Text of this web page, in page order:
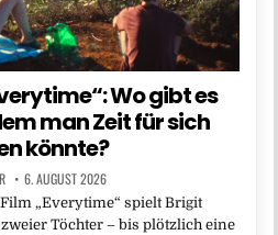
Wo gibt es
man Zeit für sich
könnte?
6. AUGUST 2026
„Everytime“ spielt Brigit
Töchter – bis plötzlich eine